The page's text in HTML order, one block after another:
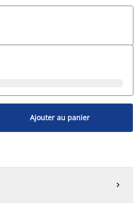
Ajouter au panier
